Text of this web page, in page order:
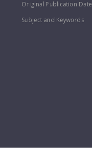
Original Publication Date
Subject and Keywords